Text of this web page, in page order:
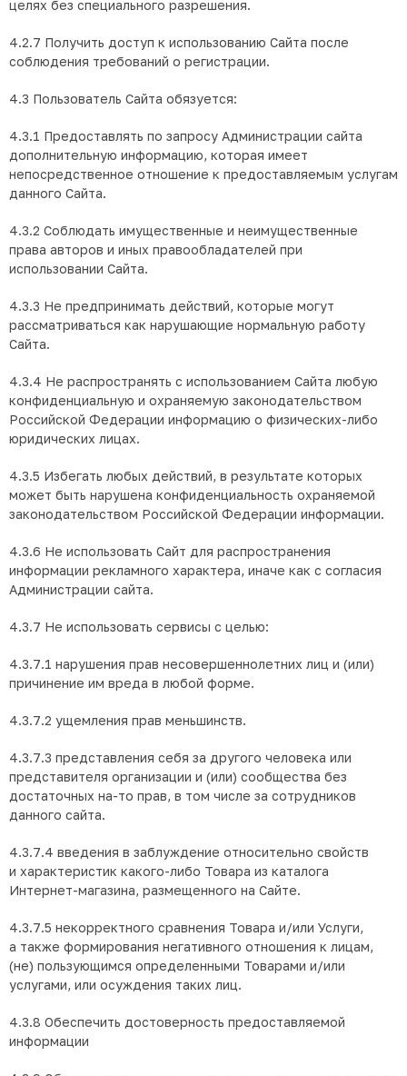
целях без специального разрешения.
4.2.7 Получить доступ к использованию Сайта после
соблюдения требований о регистрации.
4.3 Пользователь Сайта обязуется:
4.3.1 Предоставлять по запросу Администрации сайта
дополнительную информацию, которая имеет
непосредственное отношение к предоставляемым услугам
данного Сайта.
4.3.2 Соблюдать имущественные и неимущественные
права авторов и иных правообладателей при
использовании Сайта.
4.3.3 Не предпринимать действий, которые могут
рассматриваться как нарушающие нормальную работу
Сайта.
4.3.4 Не распространять с использованием Сайта любую
конфиденциальную и охраняемую законодательством
Российской Федерации информацию о физических-либо
юридических лицах.
4.3.5 Избегать любых действий, в результате которых
может быть нарушена конфиденциальность охраняемой
законодательством Российской Федерации информации.
4.3.6 Не использовать Сайт для распространения
информации рекламного характера, иначе как с согласия
Администрации сайта.
4.3.7 Не использовать сервисы с целью:
4.3.7.1 нарушения прав несовершеннолетних лиц и (или)
причинение им вреда в любой форме.
4.3.7.2 ущемления прав меньшинств.
4.3.7.3 представления себя за другого человека или
представителя организации и (или) сообщества без
достаточных на-то прав, в том числе за сотрудников
данного сайта.
4.3.7.4 введения в заблуждение относительно свойств
и характеристик какого-либо Товара из каталога
Интернет-магазина, размещенного на Сайте.
4.3.7.5 некорректного сравнения Товара и/или Услуги,
а также формирования негативного отношения к лицам,
(не) пользующимся определенными Товарами и/или
услугами, или осуждения таких лиц.
4.3.8 Обеспечить достоверность предоставляемой
информации